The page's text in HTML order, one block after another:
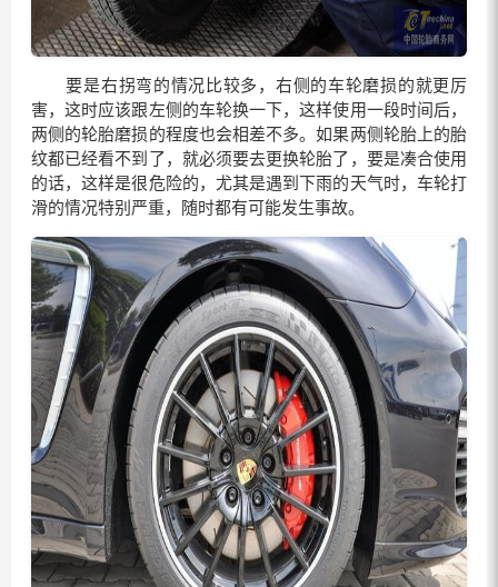
要是右拐弯的情况比较多，右侧的车轮磨损的就更厉
害，这时应该跟左侧的车轮换一下，这样使用一段时间后，
两侧的轮胎磨损的程度也会相差不多。如果两侧轮胎上的胎
纹都已经看不到了，就必须要去更换轮胎了，要是凑合使用
的话，这样是很危险的，尤其是遇到下雨的天气时，车轮打
滑的情况特别严重，随时都有可能发生事故。